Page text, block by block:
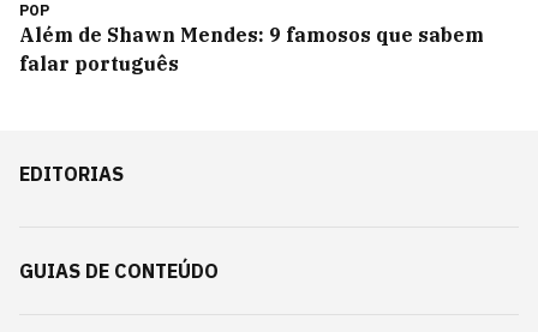
POP
Além de Shawn Mendes: 9 famosos que sabem
falar português
EDITORIAS
GUIAS DE CONTEÚDO